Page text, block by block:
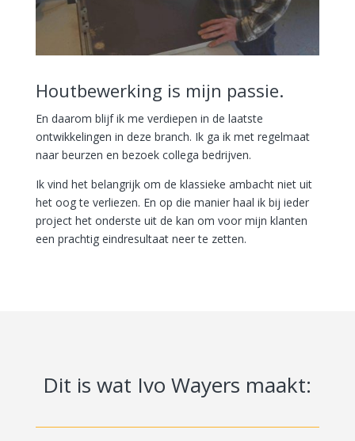
Houtbewerking is mijn passie.
En daarom blijf ik me verdiepen in de laatste
ontwikkelingen in deze branch. Ik ga ik met regelmaat
naar beurzen en bezoek collega bedrijven.
Ik vind het belangrijk om de klassieke ambacht niet uit
het oog te verliezen. En op die manier haal ik bij ieder
project het onderste uit de kan om voor mijn klanten
een prachtig eindresultaat neer te zetten.
Dit is wat Ivo Wayers maakt: